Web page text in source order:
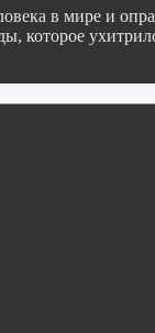
в мире и